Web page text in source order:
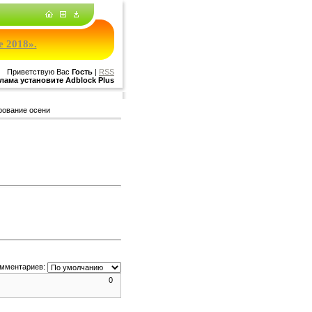
2018».
Приветствую Вас Гость | RSS
установите Adblock Plus
осени
0